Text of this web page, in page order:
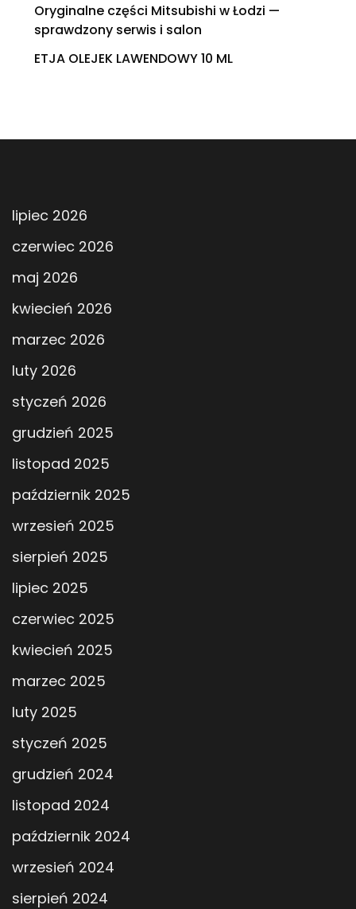
Oryginalne części Mitsubishi w Łodzi —
sprawdzony serwis i salon
ETJA OLEJEK LAWENDOWY 10 ML
lipiec 2026
czerwiec 2026
maj 2026
kwiecień 2026
marzec 2026
luty 2026
styczeń 2026
grudzień 2025
listopad 2025
październik 2025
wrzesień 2025
sierpień 2025
lipiec 2025
czerwiec 2025
kwiecień 2025
marzec 2025
luty 2025
styczeń 2025
grudzień 2024
listopad 2024
październik 2024
wrzesień 2024
sierpień 2024